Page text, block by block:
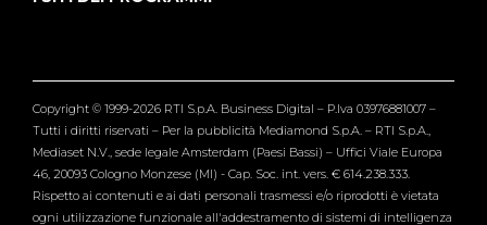
Verissimo
Copyright © 1999-2026 RTI S.p.A. Business Digital – P.Iva 03976881007 –
Tutti i diritti riservati – Per la pubblicità Mediamond S.p.A. – RTI S.p.A.,
Mediaset N.V., sede legale Amsterdam (Paesi Bassi) – Uffici Viale Europa
46, 20093 Cologno Monzese (MI) - Cap. Soc. int. vers. € 614.238.333.
Rispetto ai contenuti e ai dati personali trasmessi e/o riprodotti è vietata
ogni utilizzazione funzionale all'addestramento di sistemi di intelligenza